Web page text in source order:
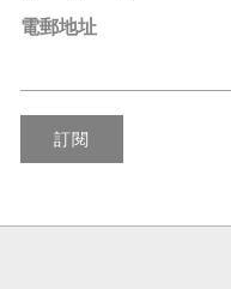
電郵地址
訂閱